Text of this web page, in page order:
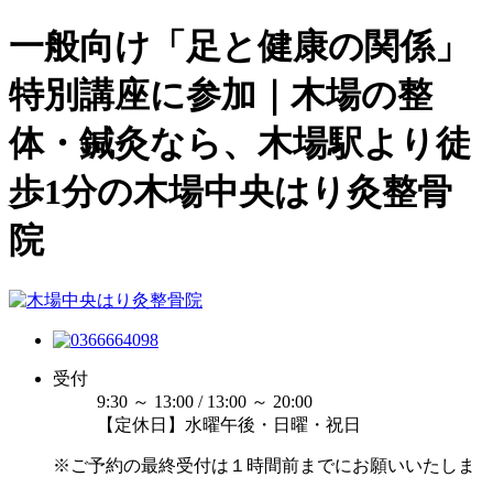
一般向け「足と健康の関係」
特別講座に参加｜木場の整
体・鍼灸なら、木場駅より徒
歩1分の木場中央はり灸整骨
院
受付
9:30 ～ 13:00 / 13:00 ～ 20:00
【定休日】水曜午後・日曜・祝日
※ご予約の最終受付は１時間前までにお願いいたしま